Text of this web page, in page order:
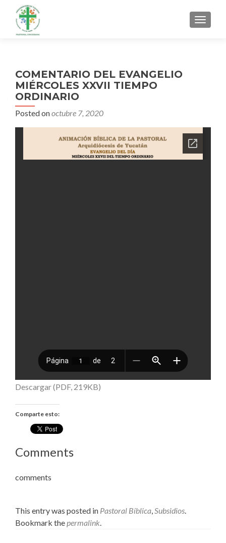
MENU
COMENTARIO DEL EVANGELIO
MIÉRCOLES XXVII TIEMPO
ORDINARIO
Posted onoctubre 7, 2020
Descargar (PDF, 219KB)
Comparte esto:
Comments
comments
This entry was posted in Pastoral Bíblica,Subsidios.
Bookmark thepermalink.